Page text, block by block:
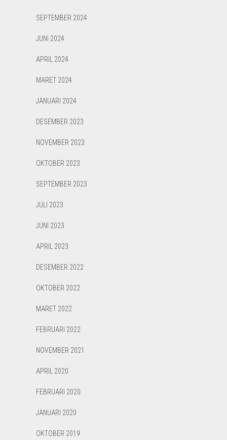
SEPTEMBER 2024
JUNI 2024
APRIL 2024
MARET 2024
JANUARI 2024
DESEMBER 2023
NOVEMBER 2023
OKTOBER 2023
SEPTEMBER 2023
JULI 2023
JUNI 2023
APRIL 2023
DESEMBER 2022
OKTOBER 2022
MARET 2022
FEBRUARI 2022
NOVEMBER 2021
APRIL 2020
FEBRUARI 2020
JANUARI 2020
OKTOBER 2019